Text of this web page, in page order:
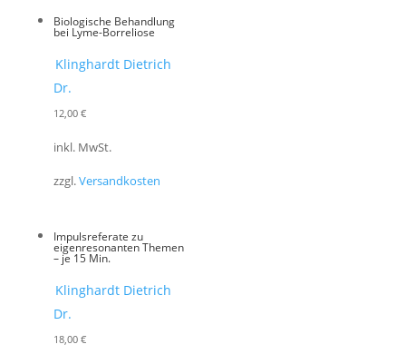
Biologische Behandlung
bei Lyme-Borreliose
Klinghardt Dietrich
Dr.
12,00 €
inkl. MwSt.
zzgl.Versandkosten
Impulsreferate zu
eigenresonanten Themen
– je 15 Min.
Klinghardt Dietrich
Dr.
18,00 €